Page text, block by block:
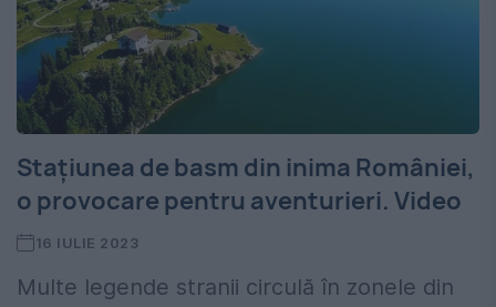
Stațiunea de basm din inima României,
o provocare pentru aventurieri. Video
16 IULIE 2023
Multe legende stranii circulă în zonele din